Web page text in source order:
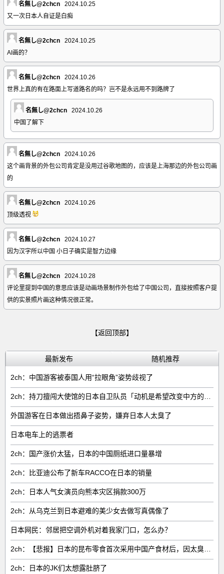
名無し@2chcn
2024.10.25
又一次日本人自证是白痴
名無し@2chcn
2024.10.25
AI画的？
名無し@2chcn
2024.10.26
世界上真的有在路面上写道路名的吗？岂不是永远用不到路牌了
名無し@2chcn
2024.10.26
中国了解下
名無し@2chcn
2024.10.26
这个画背景的外包公司肯定是没用过谷歌地图的，应该是上海那边的外包公司画
的
名無し@2chcn
2024.10.26
顶级透视
名無し@2chcn
2024.10.27
因为汉字所以中国 小日子确实是智力边缘
名無し@2chcn
2024.10.28
评论里提到中国的意思应该是动画场景制作外包给了中国公司，直接按照客户提
供的实景照片画这种情况很正常。
【返回顶部】
最新发布 随机推荐
2ch：中国游客被泰国人用“拉眼角”姿势歧视了
2ch：持刀擅闯大使馆的日本自卫队员「动机是希望改变中方的外交方针」
外国游客在日本做出捂鼻子姿势，嫌弃日本人太臭了
日本电车上的逃票者
2ch：国产涨价太猛，日本的中国厕纸进口量暴增
2ch：比亚迪公布了新车RACCO在日本的销量
2ch：日本人气女演员向熊本灾区捐款300万
2ch：从乌克兰到日本避难的美少女去做写真偶像了
日本网民：邻居把空调外机对着我家门口，怎么办？
2ch：【悲报】日本的昆布零食首次采用中国产食材后，因太臭了召回产品
2ch：日本的JK们太想露肚脐了